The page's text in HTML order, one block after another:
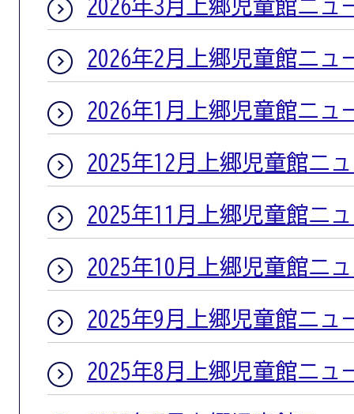
2026年3月上郷児童館ニュ
2026年2月上郷児童館ニュ
2026年1月上郷児童館ニュ
2025年12月上郷児童館ニ
2025年11月上郷児童館ニ
2025年10月上郷児童館ニ
2025年9月上郷児童館ニュ
2025年8月上郷児童館ニュ